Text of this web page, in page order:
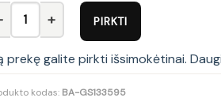
kiekis: Komoda Nano NA7
PIRKTI
prekę galite pirkti išsimokėtinai.
kodas: BA-GS133595